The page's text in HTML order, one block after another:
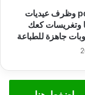
ثيمات العيد pdf وظرف عيديات
وتغريسات كعك
جاهزة للطباعة